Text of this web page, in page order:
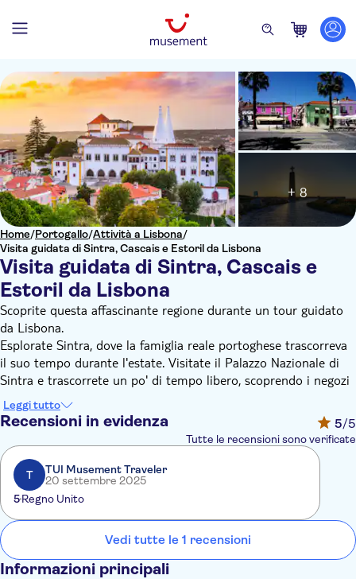
Home/Portogallo/Attività a Lisbona/
Visita guidata di Sintra, Cascais e Estoril da Lisbona
Visita guidata di Sintra, Cascais e
Estoril da Lisbona
+ 8
Scoprite questa affascinante regione durante un tour guidato
da Lisbona.
Esplorate Sintra, dove la famiglia reale portoghese trascorreva
il suo tempo durante l'estate. Visitate il Palazzo Nazionale di
Sintra e trascorrete un po' di tempo libero, scoprendo i negozi
di artigianato o i famosi dolci di Sintra.
In seguito, vi dirigerete verso Cabo da Roca, il punto più
occidentale d'Europa, prima di proseguire lungo la costa,
passando per la famosa spiaggia di Guincho, fino ad arrivare a
Cascais. I punti salienti della città sono la Boca do Inferno, una
gola nelle scogliere costiere, il magnifico panorama sulla baia di
Cascais e la costa adiacente.
Sulla via del ritorno a Lisbona, passerete da Estoril, sede del
famoso casinò e dei suoi incantevoli giardini.
Leggi tutto
Recensioni in evidenza 5/5
Tutte le recensioni sono verificate
T
TUI Musement Traveler
20 settembre 2025
5Regno Unito
Vedi tutte le 1 recensioni
Informazioni principali